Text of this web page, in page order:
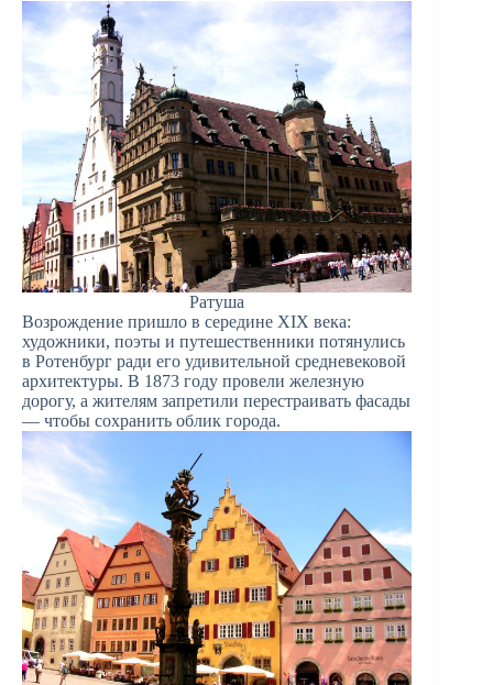
Ратуша
Возрождение пришло в середине XIX века:
художники, поэты и путешественники потянулись
в Ротенбург ради его удивительной средневековой
архитектуры. В 1873 году провели железную
дорогу, а жителям запретили перестраивать фасады
— чтобы сохранить облик города.